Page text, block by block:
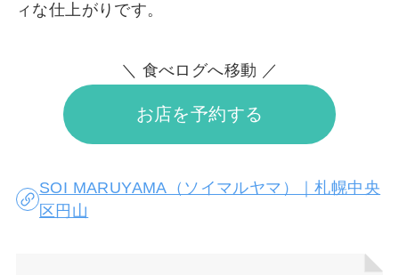
ィな仕上がりです。
＼ 食べログへ移動 ／
お店を予約する
SOI MARUYAMA（ソイマルヤマ）｜札幌中央
区円山